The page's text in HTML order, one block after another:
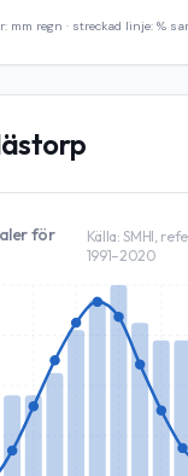
mm regn · streckad linje: %
för
Källa: SMHI,
1991–2020